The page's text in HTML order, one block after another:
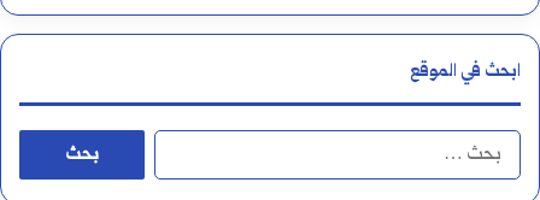
ج
ة
ابحث في الموقع